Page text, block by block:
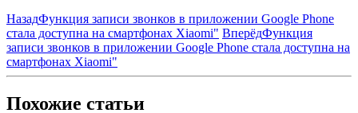
НазадФункция записи звонков в приложении Google Phone
стала доступна на смартфонах Xiaomi" ВперёдФункция
записи звонков в приложении Google Phone стала доступна на
смартфонах Xiaomi"
Похожие статьи